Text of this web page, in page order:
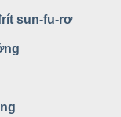
sun-fu-rơ